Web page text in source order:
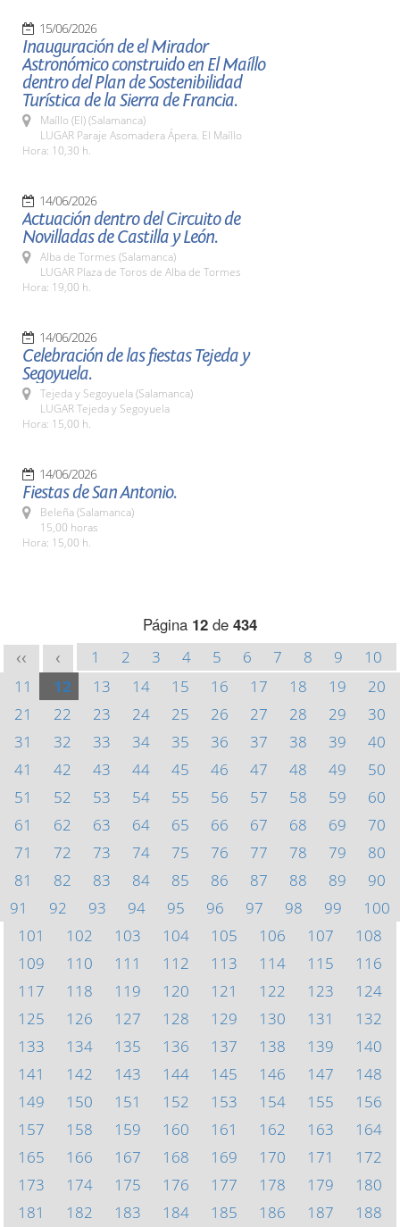
15/06/2026
Inauguración de el Mirador
Astronómico construido en El Maíllo
dentro del Plan de Sostenibilidad
Turística de la Sierra de Francia.
Maíllo (El) (Salamanca)
LUGAR Paraje Asomadera Ápera. El Maíllo
Hora: 10,30 h.
14/06/2026
Actuación dentro del Circuito de
Novilladas de Castilla y León.
Alba de Tormes (Salamanca)
LUGAR Plaza de Toros de Alba de Tormes
Hora: 19,00 h.
14/06/2026
Celebración de las fiestas Tejeda y
Segoyuela.
Tejeda y Segoyuela (Salamanca)
LUGAR Tejeda y Segoyuela
Hora: 15,00 h.
14/06/2026
Fiestas de San Antonio.
Beleña (Salamanca)
15,00 horas
Hora: 15,00 h.
Página 12 de 434
<< < 1 2 3 4 5 6 7 8 9
10
11
12 13 14 15 16 17 18 19
20
21
22 23 24 25 26 27 28 29
30
31
32 33 34 35 36 37 38 39
40
41
42 43 44 45 46 47 48 49
50
51
52 53 54 55 56 57 58 59
60
61
62 63 64 65 66 67 68 69
70
71
72 73 74 75 76 77 78 79
80
81
82 83 84 85 86 87 88 89
90
91
92 93 94 95 96 97 98 99
100
101
102 103 104 105 106 107
108
109
110 111 112 113 114 115
116
117
118 119 120 121 122 123
124
125
126 127 128 129 130 131
132
133
134 135 136 137 138 139
140
141
142 143 144 145 146 147
148
149
150 151 152 153 154 155
156
157
158 159 160 161 162 163
164
165
166 167 168 169 170 171
172
173
174 175 176 177 178 179
180
181
182 183 184 185 186 187
188